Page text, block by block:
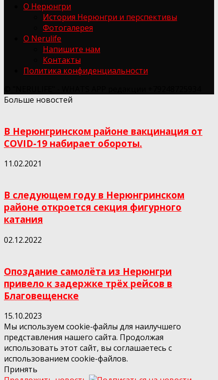
О Нерюнгри
История Нерюнгри и перспективы
Фотогалерея
О Nerulife
Напишите нам
Контакты
Политика конфиденциальности
Больше новостей
В Нерюнгринском районе вакцинация от
COVID-19 набирает обороты.
11.02.2021
В следующем году в Нерюнгринском
районе откроется секция фигурного
катания
02.12.2022
Опоздание самолёта из Нерюнгри
привело к задержке трёх рейсов в
Благовещенске
15.10.2023
Мы используем cookie-файлы для наилучшего
представления нашего сайта. Продолжая
использовать этот сайт, вы соглашаетесь с
использованием cookie-файлов.
Принять